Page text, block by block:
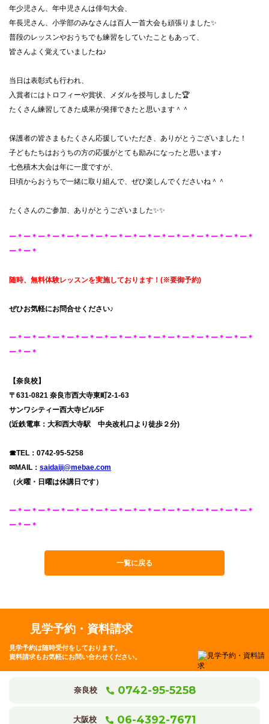
年少児さん、年中児さんは俳句大会、
年長児さん、小学部のみなさんは百人一首大会も頑張りました✨
普段のレッスンやおうちでも練習をしていたこともあって、
皆さんよく覚えていましたね♪
当日は表彰式も行われ、
入賞者にはトロフィーや賞状、メダルを授与しました🏆
たくさん練習してきた成果が発揮できたと思います＾＾
保護者の皆さまもたくさん応援していただき、ありがとうございました！
子どもたちはおうちの方の応援がとても励みになったと思います♪
七色積木大会は年に一度ですが、
日頃からおうちで一緒に取り組んで、ぜひ楽しんでくださいね＾＾
たくさんのご参加、ありがとうございました✨✨
ー＊ー＊ー＊ー＊ー＊ー＊ー＊ー＊ー＊ー＊ー＊ー＊ー＊ー＊ー＊ー＊ー＊
ー＊ー＊
随時、無料体験レッスンを実施しております！ (※要御予約)
ぜひお気軽にお問合せください♪
ー＊ー＊ー＊ー＊ー＊ー＊ー＊ー＊ー＊ー＊ー＊ー＊ー＊ー＊ー＊ー＊ー＊
ー＊ー＊
【奈良校】
〒631-0821 奈良市西大寺東町2-1-63
サンワシティー西大寺ビル5F
(近鉄電車：大和西大寺駅 中央改札口より徒歩２分)
☎TEL： 0742-95-5258
✉MAIL： saidaiji@mebae.com
（火曜・日曜は休講日です）
ー＊ー＊ー＊ー＊ー＊ー＊ー＊ー＊ー＊ー＊ー＊ー＊ー＊ー＊ー＊ー＊ー＊
ー＊ー＊
一覧に戻る
見学予約・資料請求
見学予約は随時受付をしております。
資料請求もお気軽にお問い合わせください。
奈良校 0742-95-5258
大阪校 06-4392-7671